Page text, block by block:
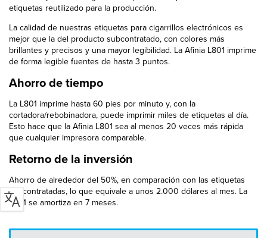
etiquetas reutilizado para la producción.
La calidad de nuestras etiquetas para cigarrillos electrónicos es
mejor que la del producto subcontratado, con colores más
brillantes y precisos y una mayor legibilidad. La Afinia L801 imprime
de forma legible fuentes de hasta 3 puntos.
Ahorro de tiempo
La L801 imprime hasta 60 pies por minuto y, con la
cortadora/rebobinadora, puede imprimir miles de etiquetas al día.
Esto hace que la Afinia L801 sea al menos 20 veces más rápida
que cualquier impresora comparable.
Retorno de la inversión
Ahorro de alrededor del 50%, en comparación con las etiquetas
subcontratadas, lo que equivale a unos 2.000 dólares al mes. La
L801 se amortiza en 7 meses.